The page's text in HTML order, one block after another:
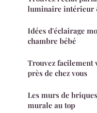
luminaire intérieur
Idées d'éclairage
chambre bébé
Trouvez facilement
près de chez vous
Les murs de
murale au top